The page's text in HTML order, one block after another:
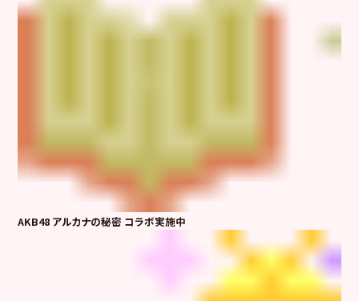
AKB48 アルカナの秘密 コラボ実施中